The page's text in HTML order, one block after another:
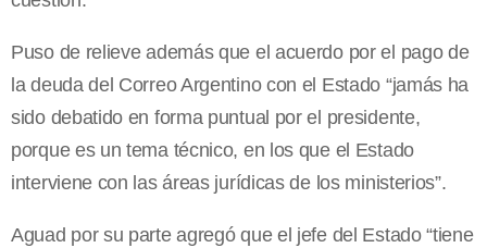
Puso de relieve además que el acuerdo por el pago de
la deuda del Correo Argentino con el Estado “jamás ha
sido debatido en forma puntual por el presidente,
porque es un tema técnico, en los que el Estado
interviene con las áreas jurídicas de los ministerios”.
Aguad por su parte agregó que el jefe del Estado “tiene